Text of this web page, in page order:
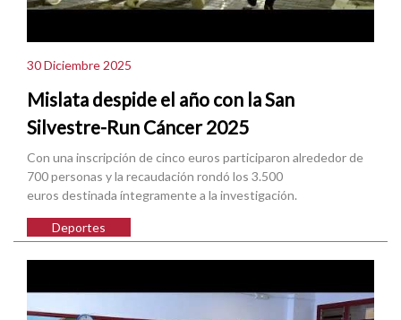
30 Diciembre 2025
Mislata despide el año con la San
Silvestre-Run Cáncer 2025
Con una inscripción de cinco euros participaron alrededor de
700 personas y la recaudación rondó los 3.500
euros destinada íntegramente a la investigación.
Deportes